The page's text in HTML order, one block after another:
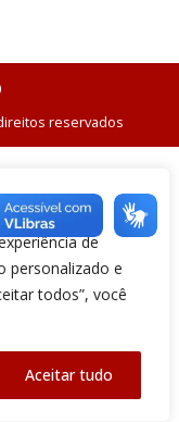
de
personalizado e
todos”, você
Aceitar tudo
reservados